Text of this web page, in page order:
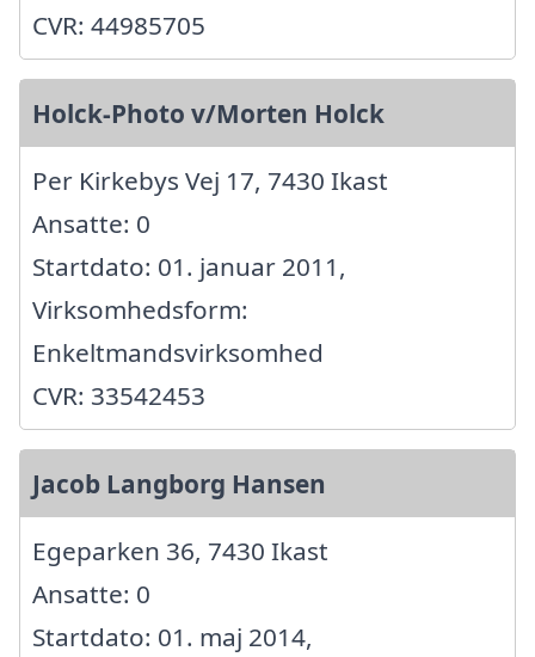
CVR: 44985705
Holck-Photo v/Morten Holck
Per Kirkebys Vej 17, 7430 Ikast
Ansatte: 0
Startdato: 01. januar 2011,
Virksomhedsform:
Enkeltmandsvirksomhed
CVR: 33542453
Jacob Langborg Hansen
Egeparken 36, 7430 Ikast
Ansatte: 0
Startdato: 01. maj 2014,